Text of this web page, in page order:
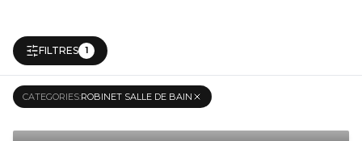
Devis en ligne
FILTRES 1
CATEGORIES:ROBINET SALLE DE BAIN